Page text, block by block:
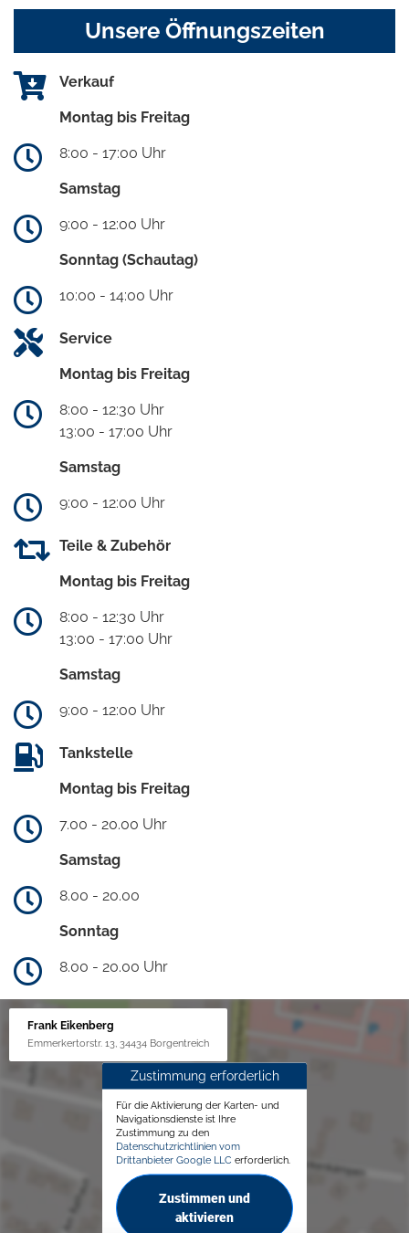
Unsere Öffnungszeiten
Verkauf
Montag bis Freitag
8:00 - 17:00 Uhr
Samstag
9:00 - 12:00 Uhr
Sonntag (Schautag)
10:00 - 14:00 Uhr
Service
Montag bis Freitag
8:00 - 12:30 Uhr
13:00 - 17:00 Uhr
Samstag
9:00 - 12:00 Uhr
Teile & Zubehör
Montag bis Freitag
8:00 - 12:30 Uhr
13:00 - 17:00 Uhr
Samstag
9:00 - 12:00 Uhr
Tankstelle
Montag bis Freitag
7.00 - 20.00 Uhr
Samstag
8.00 - 20.00
Sonntag
8.00 - 20.00 Uhr
Frank Eikenberg
Emmerkertorstr. 13, 34434 Borgentreich
Zustimmung erforderlich
Für die Aktivierung der Karten- und
Navigationsdienste ist Ihre
Zustimmung zu den
Datenschutzrichtlinien vom
Drittanbieter Google LLC erforderlich.
Zustimmen und
aktivieren